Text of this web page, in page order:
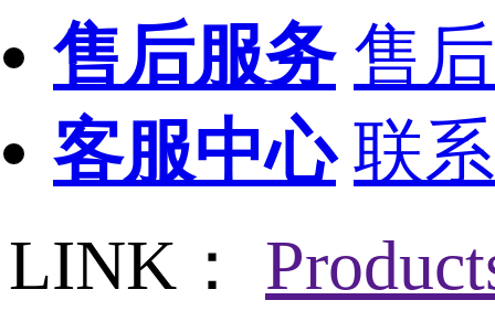
售后服务 售
客服中心 联
LINK：